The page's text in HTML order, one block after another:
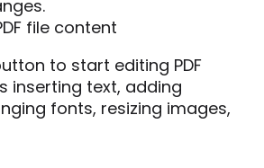
file content
to start editing PDF
inserting text, adding
fonts, resizing images,